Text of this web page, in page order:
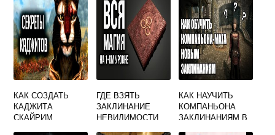
КАК СОЗДАТЬ
КАДЖИТА
СКАЙРИМ
ГДЕ ВЗЯТЬ
ЗАКЛИНАНИЕ
НЕВИДИМОСТИ
КАК НАУЧИТЬ
КОМПАНЬОНА
ЗАКЛИНАНИЯМ В